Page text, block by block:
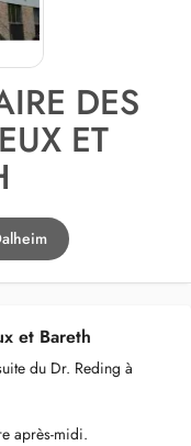
DES
ET
et Bareth
du Dr. Reding à
après-midi.